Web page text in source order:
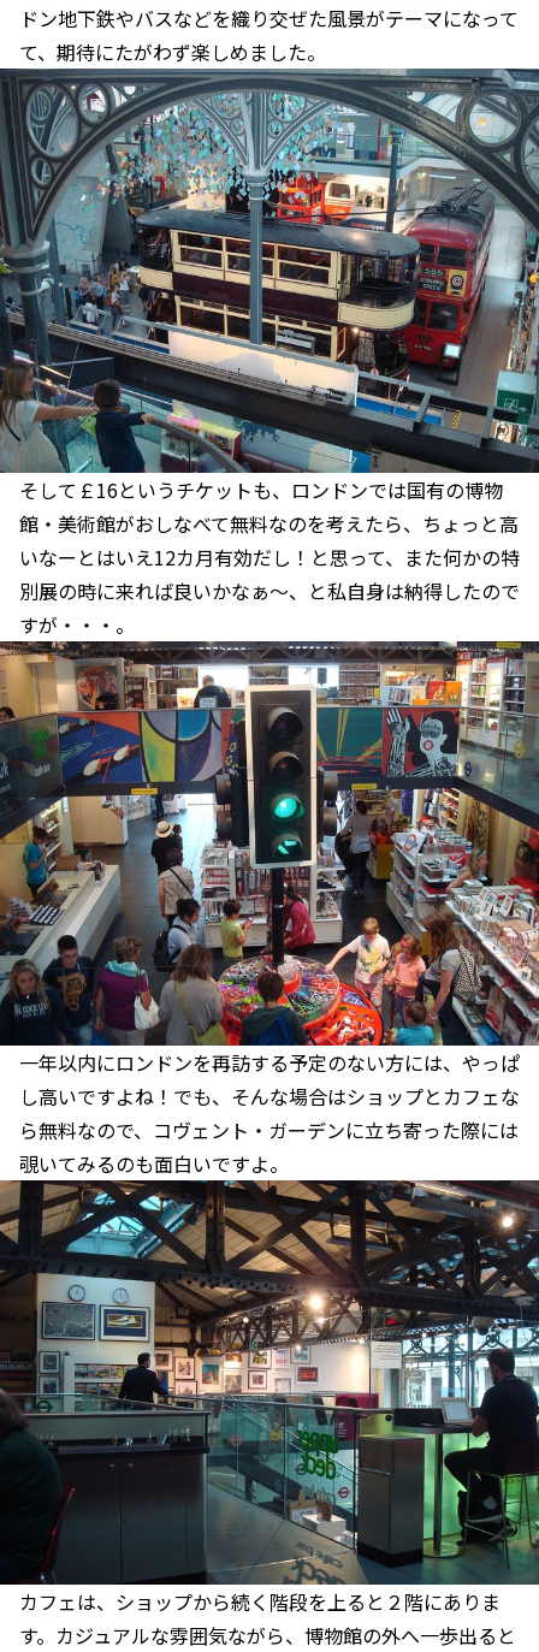
ドン地下鉄やバスなどを織り交ぜた風景がテーマになって
て、期待にたがわず楽しめました。
そして￡16というチケットも、ロンドンでは国有の博物
館・美術館がおしなべて無料なのを考えたら、ちょっと高
いなーとはいえ12カ月有効だし！と思って、また何かの特
別展の時に来れば良いかなぁ～、と私自身は納得したので
すが・・・。
一年以内にロンドンを再訪する予定のない方には、やっぱ
し高いですよね！でも、そんな場合はショップとカフェな
ら無料なので、コヴェント・ガーデンに立ち寄った際には
覗いてみるのも面白いですよ。
カフェは、ショップから続く階段を上ると２階にありま
す。カジュアルな雰囲気ながら、博物館の外へ一歩出ると